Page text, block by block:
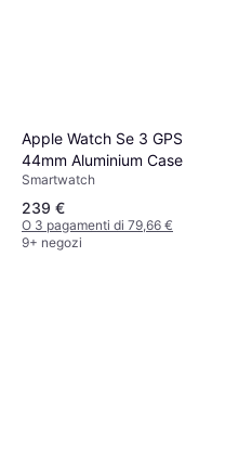
Apple Watch Se 3 GPS
44mm Aluminium Case
Smartwatch
239 €
O 3 pagamenti di 79,66 €
9+ negozi